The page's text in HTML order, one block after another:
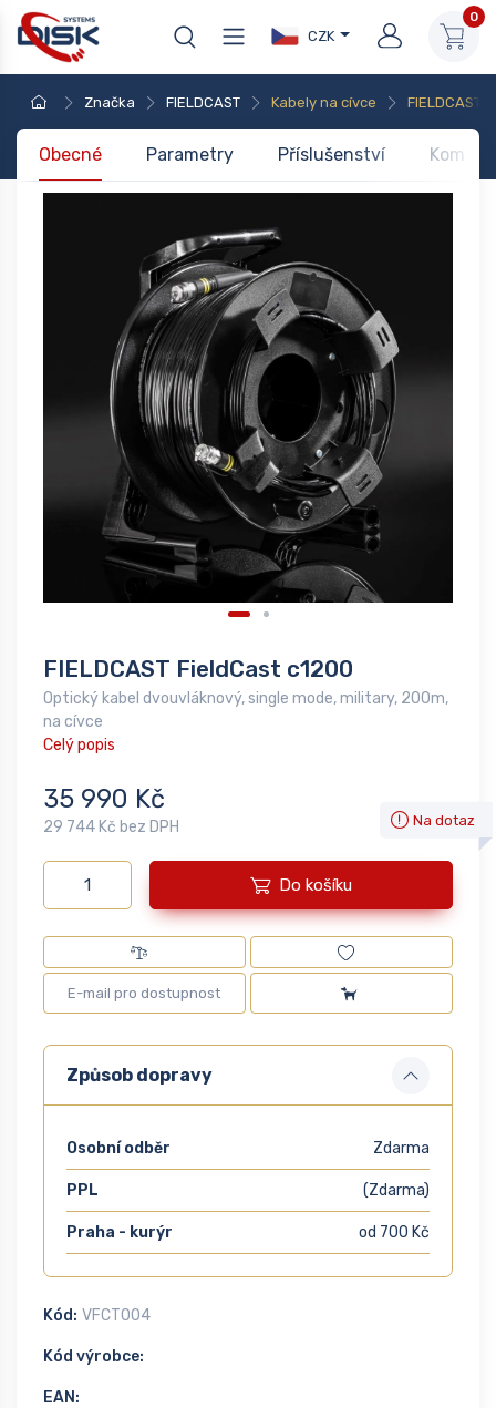
CZK
0
Značka FIELDCAST Kabely na cívce FIELDCAST
Obecné Parametry Příslušenství
FIELDCAST FieldCast c1200
Optický kabel dvouvláknový, single mode, military, 200m,
na cívce
Celý popis
35 990 Kč
29 744 Kč bez DPH Na dotaz
Do košíku
Způsob dopravy
Osobní odběr Zdarma
PPL (Zdarma)
Praha - kurýr od 700 Kč
Kód: VFCT004
Kód výrobce:
EAN: